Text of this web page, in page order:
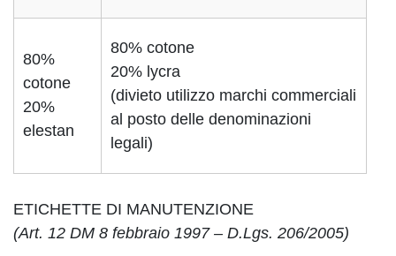
80%
cotone
20%
elestan
80% cotone
20% lycra
(divieto utilizzo marchi commerciali
al posto delle denominazioni
legali)
ETICHETTE DI MANUTENZIONE
(Art. 12 DM 8 febbraio 1997 – D.Lgs. 206/2005)